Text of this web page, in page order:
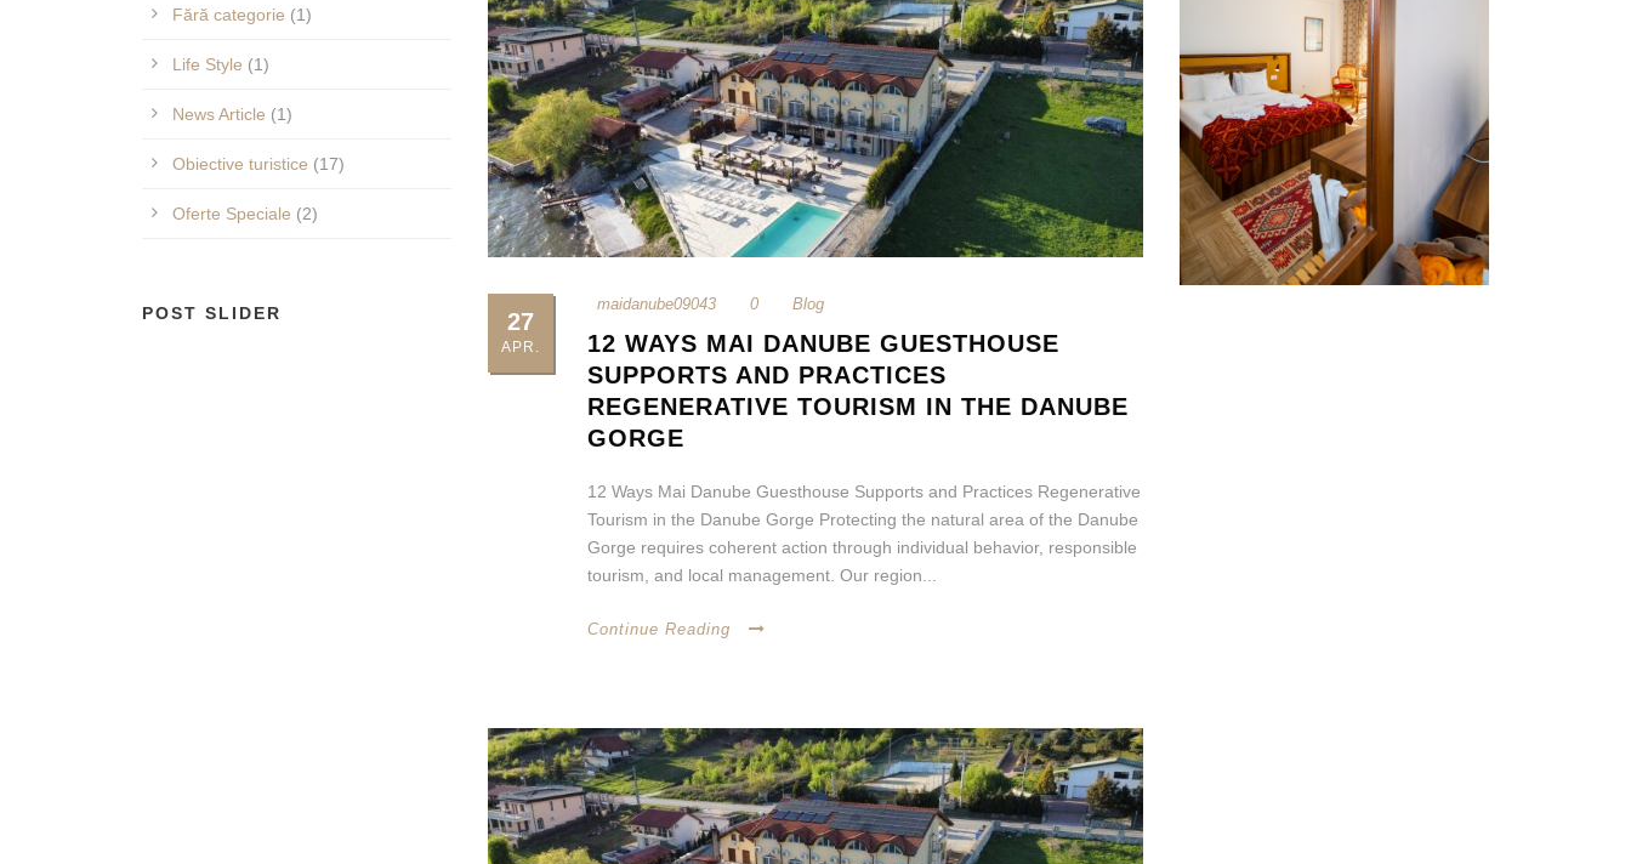
27
APR.
maidanube09043 0 Blog
12 WAYS MAI DANUBE GUESTHOUSE
SUPPORTS AND PRACTICES
REGENERATIVE TOURISM IN THE DANUBE
GORGE
12 Ways Mai Danube Guesthouse Supports and Practices Regenerative
Tourism in the Danube Gorge Protecting the natural area of the Danube
Gorge requires coherent action through individual behavior, responsible
tourism, and local management. Our region...
Continue Reading
Fără categorie (1)
Life Style (1)
News Article (1)
Obiective turistice (17)
Oferte Speciale (2)
POST SLIDER